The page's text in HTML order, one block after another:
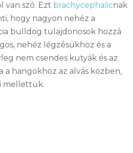
van szó. Ezt brachycephalicnak
hogy nagyon nehéz a
bulldog tulajdonosok hozzá
nehéz légzésükhöz és a
nem csendes kutyák és az
a hangokhoz az alvás közben,
mellettük.